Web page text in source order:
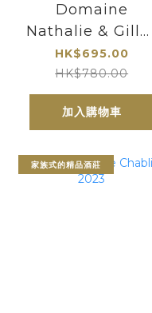
Domaine
Nathalie & Gilles
Fevre Chablis
Grand Cru Les
Preuses 2023
HK$695.00
HK$780.00
加入購物車
家族式的精品酒莊